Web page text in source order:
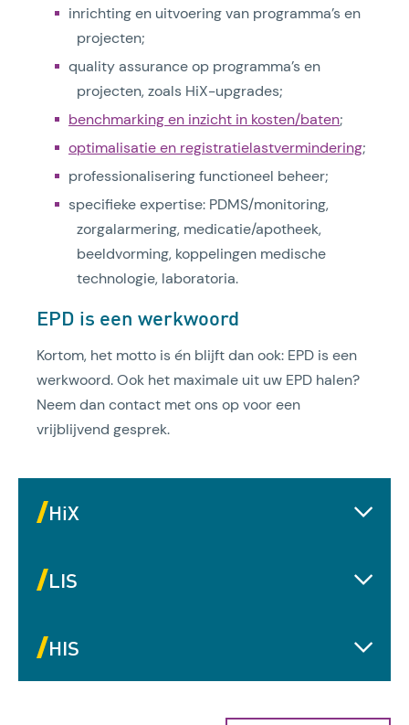
inrichting en uitvoering van programma’s en
projecten;
quality assurance op programma’s en
projecten, zoals HiX-upgrades;
benchmarking en inzicht in kosten/baten;
optimalisatie en registratielastvermindering;
professionalisering functioneel beheer;
specifieke expertise: PDMS/monitoring,
zorgalarmering, medicatie/apotheek,
beeldvorming, koppelingen medische
technologie, laboratoria.
EPD is een werkwoord
Kortom, het motto is én blijft dan ook: EPD is een
werkwoord. Ook het maximale uit uw EPD halen?
Neem dan contact met ons op voor een
vrijblijvend gesprek.
HiX
LIS
HIS